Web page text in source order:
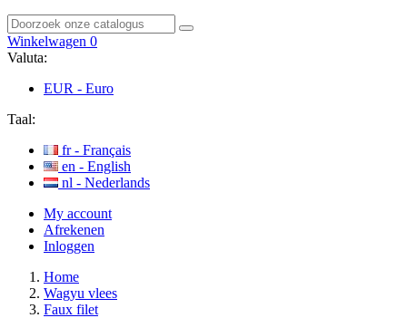
Winkelwagen 0
Valuta:
EUR - Euro
Taal:
fr - Français
en - English
nl - Nederlands
My account
Afrekenen
Inloggen
Home
Wagyu vlees
Faux filet